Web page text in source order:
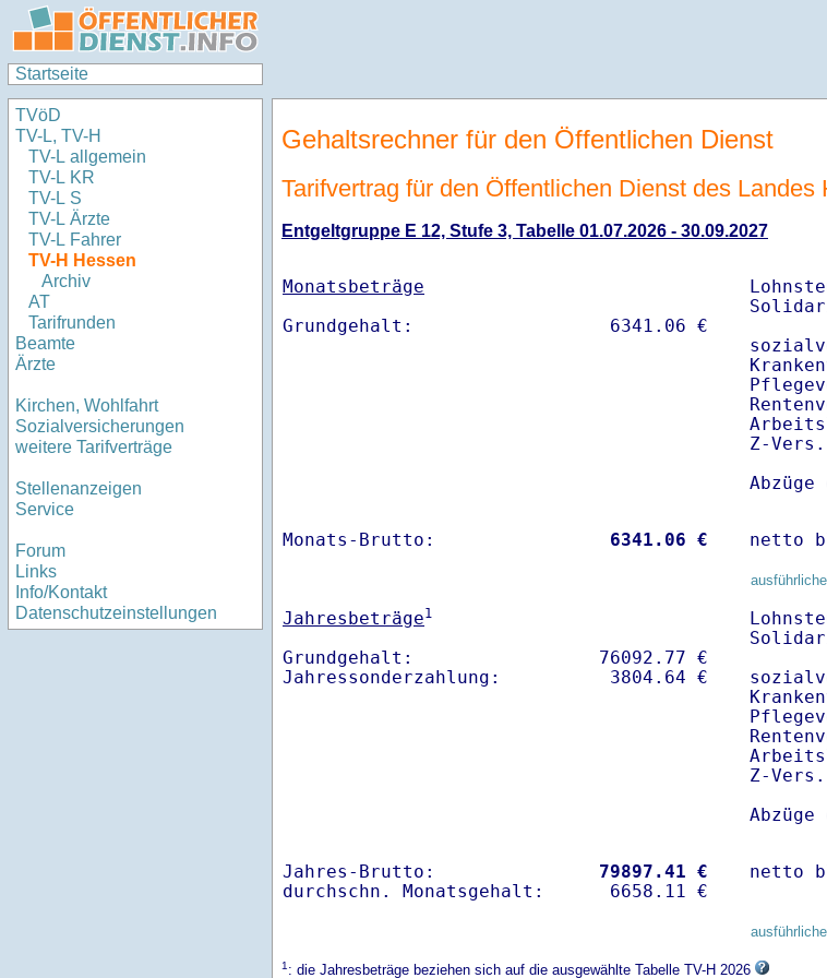
Startseite
TVöD
TV-L, TV-H
TV-L allgemein
TV-L KR
TV-L S
TV-L Ärzte
TV-L Fahrer
TV-H Hessen
Archiv
AT
Tarifrunden
Beamte
Ärzte
Kirchen, Wohlfahrt
Sozialversicherungen
weitere Tarifverträge
Stellenanzeigen
Service
Forum
Links
Info/Kontakt
Datenschutzeinstellungen
Gehaltsrechner für den Öffentlichen Dienst
Tarifvertrag für den Öffentlichen Dienst des Landes
Entgeltgruppe E 12, Stufe 3, Tabelle 01.07.2026 - 30.09.2027
Monatsbeträge
Z-
Monats-Brutto: 6341.06 €
Jahresbeträge1
Grundgehalt:                 76092.77 €
Z-
Jahres-Brutto: 79897.41 €
1: die Jahresbeträge beziehen sich auf die ausgewählte Tabelle TV-H 2026